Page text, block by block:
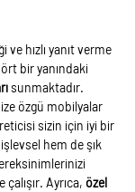
hızlı yanıt verme
bir yanındaki
sunmaktadır.
özgü mobilyalar
sizin için iyi bir
hem de şık
Ayrıca, özel